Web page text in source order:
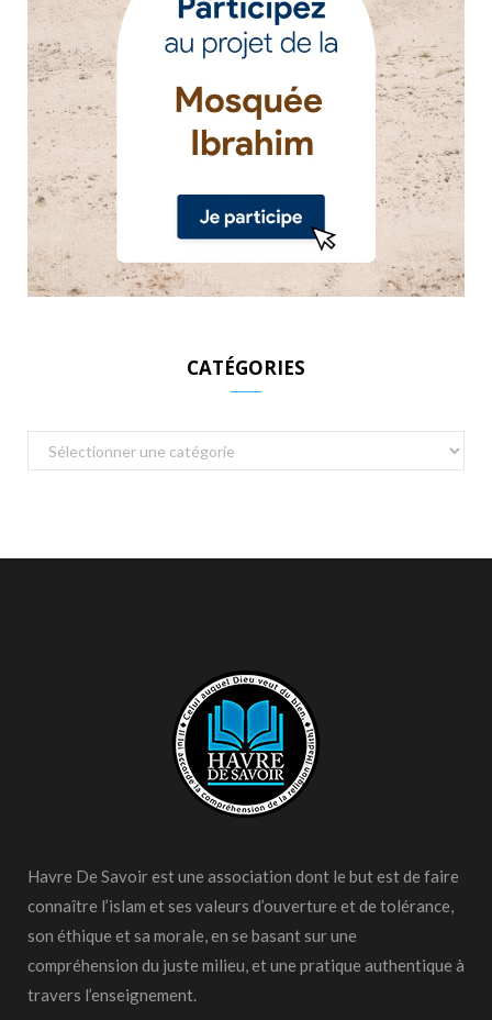
CATÉGORIES
Catégories
Havre De Savoir est une association dont le but est de faire
connaître l’islam et ses valeurs d’ouverture et de tolérance,
son éthique et sa morale, en se basant sur une
compréhension du juste milieu, et une pratique authentique à
travers l’enseignement.